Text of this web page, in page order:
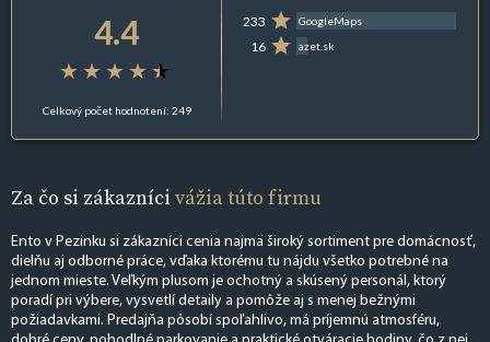
4.4
Celkový počet hodnotení: 249
233 GoogleMaps
16 azet.sk
Za čo si zákazníci vážia túto firmu
Ento v Pezinku si zákazníci cenia najmä široký sortiment pre domácnosť,
dielňu aj odborné práce, vďaka ktorému tu nájdu všetko potrebné na
jednom mieste. Veľkým plusom je ochotný a skúsený personál, ktorý
poradí pri výbere, vysvetlí detaily a pomôže aj s menej bežnými
požiadavkami. Predajňa pôsobí spoľahlivo, má príjemnú atmosféru,